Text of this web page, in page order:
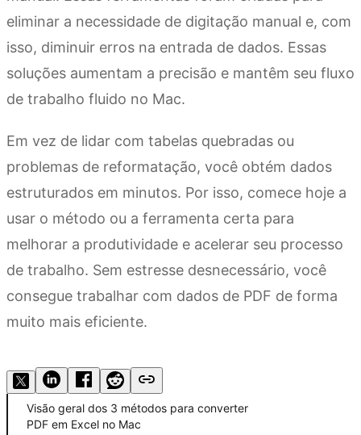
eliminar a necessidade de digitação manual e, com
isso, diminuir erros na entrada de dados. Essas
soluções aumentam a precisão e mantêm seu fluxo
de trabalho fluido no Mac.
Em vez de lidar com tabelas quebradas ou
problemas de reformatação, você obtém dados
estruturados em minutos. Por isso, comece hoje a
usar o método ou a ferramenta certa para
melhorar a produtividade e acelerar seu processo
de trabalho. Sem estresse desnecessário, você
consegue trabalhar com dados de PDF de forma
muito mais eficiente.
Visão geral dos 3 métodos para converter
PDF em Excel no Mac